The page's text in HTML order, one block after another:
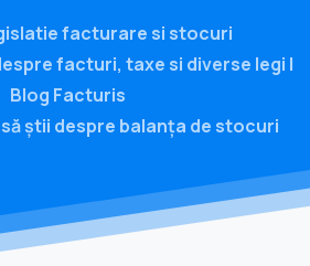
facturare si stocuri
facturi, taxe si diverse legi |
Blog Facturis
știi despre balanța de stocuri